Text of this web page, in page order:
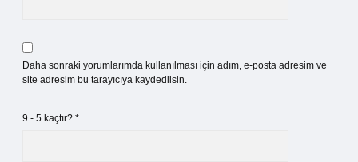
Daha sonraki yorumlarımda kullanılması için adım, e-posta adresim ve
site adresim bu tarayıcıya kaydedilsin.
9 - 5 kaçtır? *